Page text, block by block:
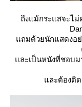
ถึงแม้กระแสจะไ
ถมด้วยนักแสดงอย่า
ละเป็นหนังที่ชอบม
ละต้องติด